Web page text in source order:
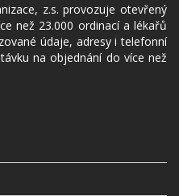
z.s. provozuje otevřený
než 23.000 ordinací a lékařů
údaje, adresy i telefonní
na objednání do více než